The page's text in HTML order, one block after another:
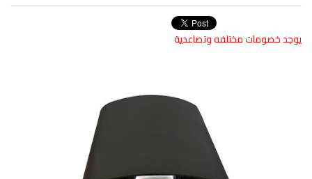
يوجد خصومات مختلفه وتصاعدية